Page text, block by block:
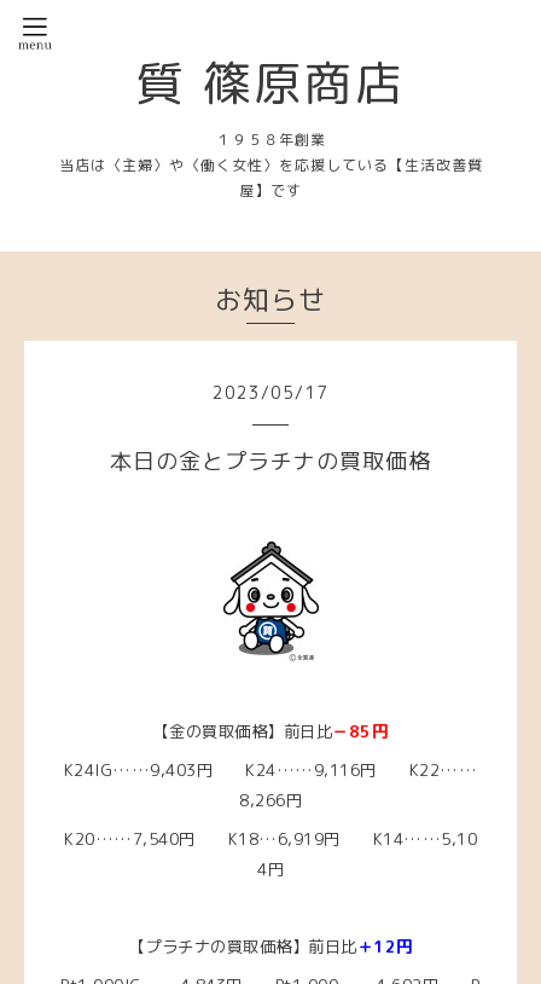
質 篠原商店
１９５８年創業
当店は〈主婦〉や〈働く女性〉を応援している【生活改善質
屋】です
お知らせ
2023/05/ 17
本日の金とプラチナの買取価格
【金の買取価格】前日比－85円
K24IG……9,403円 K24……9,116円 K22……
8,266円
K20……7,540円 K18…6,919円 K14……5,10
4円
【プラチナの買取価格】前日比＋12円